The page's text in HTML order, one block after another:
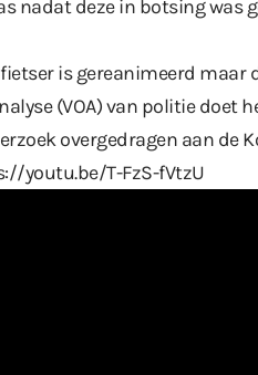
nadat deze in botsing was
fietser is gereanimeerd maar
(VOA) van politie
overgedragen aan de
youtu.be/T-FzS-fVtzU